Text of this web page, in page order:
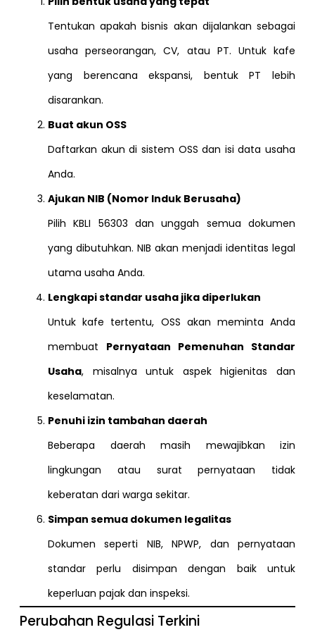
Tentukan apakah bisnis akan dijalankan sebagai
usaha perseorangan, CV, atau PT. Untuk kafe
yang berencana ekspansi, bentuk PT lebih
disarankan.
Buat akun OSS
Daftarkan akun di sistem OSS dan isi data usaha
Anda.
Ajukan NIB (Nomor Induk Berusaha)
Pilih KBLI 56303 dan unggah semua dokumen
yang dibutuhkan. NIB akan menjadi identitas legal
utama usaha Anda.
Lengkapi standar usaha jika diperlukan
Untuk kafe tertentu, OSS akan meminta Anda
membuat Pernyataan Pemenuhan Standar
Usaha, misalnya untuk aspek higienitas dan
keselamatan.
Penuhi izin tambahan daerah
Beberapa daerah masih mewajibkan izin
lingkungan atau surat pernyataan tidak
keberatan dari warga sekitar.
Simpan semua dokumen legalitas
Dokumen seperti NIB, NPWP, dan pernyataan
standar perlu disimpan dengan baik untuk
keperluan pajak dan inspeksi.
Perubahan Regulasi Terkini